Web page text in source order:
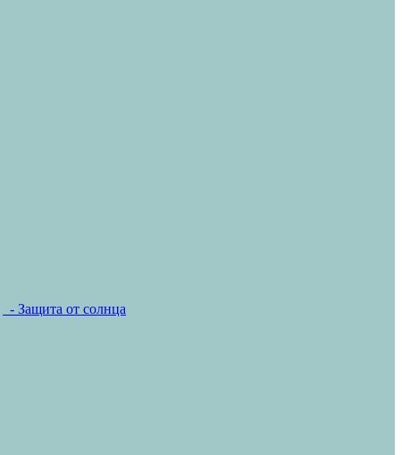
- Защита от солнца